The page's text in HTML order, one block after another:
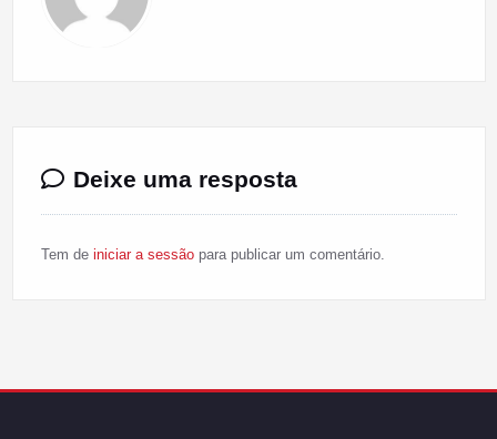
Deixe uma resposta
Tem de iniciar a sessãopara publicar um comentário.